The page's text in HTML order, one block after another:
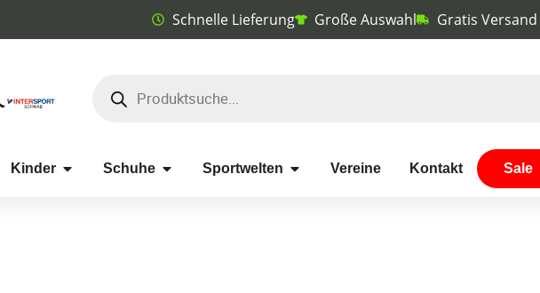
Schnelle Lieferung Große Auswahl Gratis
Kinder Schuhe Sportwelten Vereine Kontakt Sale